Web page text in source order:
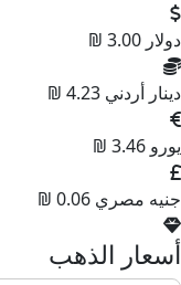
دولار 3.00 ₪
دينار أردني 4.23 ₪
يورو 3.46 ₪
جنيه مصري 0.06 ₪
أسعار الذهب